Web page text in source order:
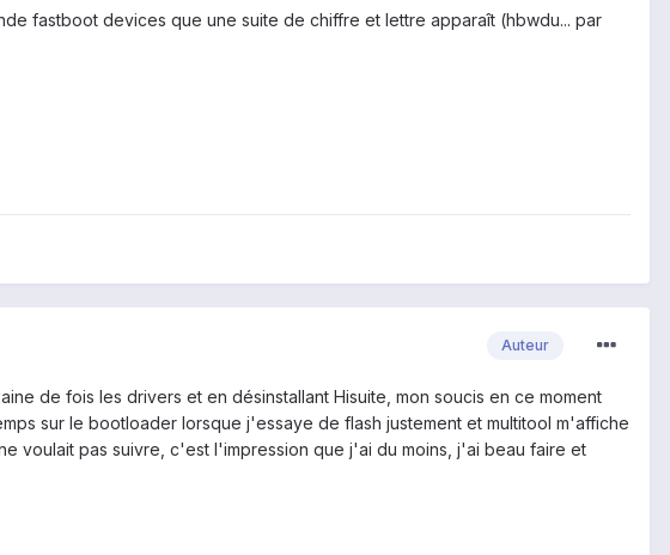
fastboot devices que une suite de chiffre et lettre apparaît (hbwdu... par
Auteur
de fois les drivers et en désinstallant Hisuite, mon soucis en ce moment
sur le bootloader lorsque j'essaye de flash justement et multitool m'affiche
voulait pas suivre, c'est l'impression que j'ai du moins, j'ai beau faire et